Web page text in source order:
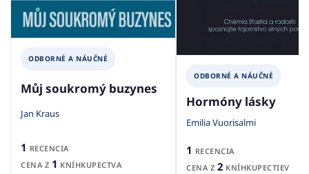
ODBORNÉ A NÁUČNÉ
Můj soukromý buzynes
Jan Kraus
1 RECENCIA
CENA Z 1 KNÍHKUPECTVA
ODBORNÉ A NÁUČNÉ
Hormóny lásky
Emilia Vuorisalmi
1 RECENCIA
CENA Z 2 KNÍHKUPECTIEV